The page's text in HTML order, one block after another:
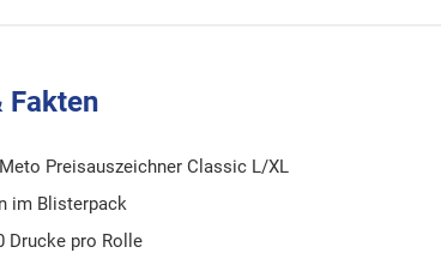
Fakten
Preisauszeichner Classic L/XL
im Blisterpack
Drucke pro Rolle